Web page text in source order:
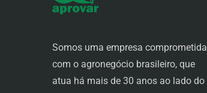
Somos uma empresa comprometida
com o agronegócio brasileiro, que
atua há mais de 30 anos ao lado do